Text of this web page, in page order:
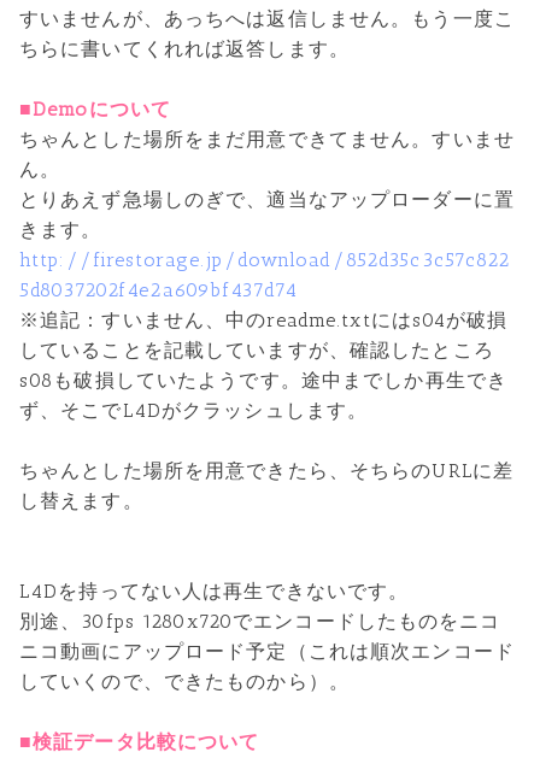
すいませんが、あっちへは返信しません。もう一度こ
ちらに書いてくれれば返答します。
■Demoについて
ちゃんとした場所をまだ用意できてません。すいませ
ん。
とりあえず急場しのぎで、適当なアップローダーに置
きます。
http://firestorage.jp/download/852d35c3c57c822
5d8037202f4e2a609bf437d74
※追記：すいません、中のreadme.txtにはs04が破損
していることを記載していますが、確認したところ
s08も破損していたようです。途中までしか再生でき
ず、そこでL4Dがクラッシュします。
ちゃんとした場所を用意できたら、そちらのURLに差
し替えます。
L4Dを持ってない人は再生できないです。
別途、30fps 1280x720でエンコードしたものをニコ
ニコ動画にアップロード予定（これは順次エンコード
していくので、できたものから）。
■検証データ比較について